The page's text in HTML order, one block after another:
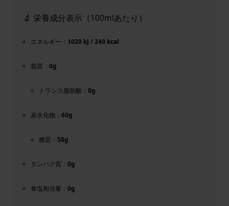
🔬 栄養成分表示（100mlあたり）
エネルギー： 1020 kJ / 240 kcal
脂質：0g
トランス脂肪酸：0g
炭水化物：60g
糖質：58g
タンパク質：0g
食塩相当量：0g